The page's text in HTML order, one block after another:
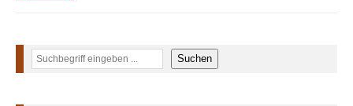
Suchen Suchen